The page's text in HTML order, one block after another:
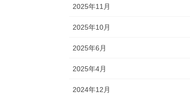
2025年11月
2025年10月
2025年6月
2025年4月
2024年12月